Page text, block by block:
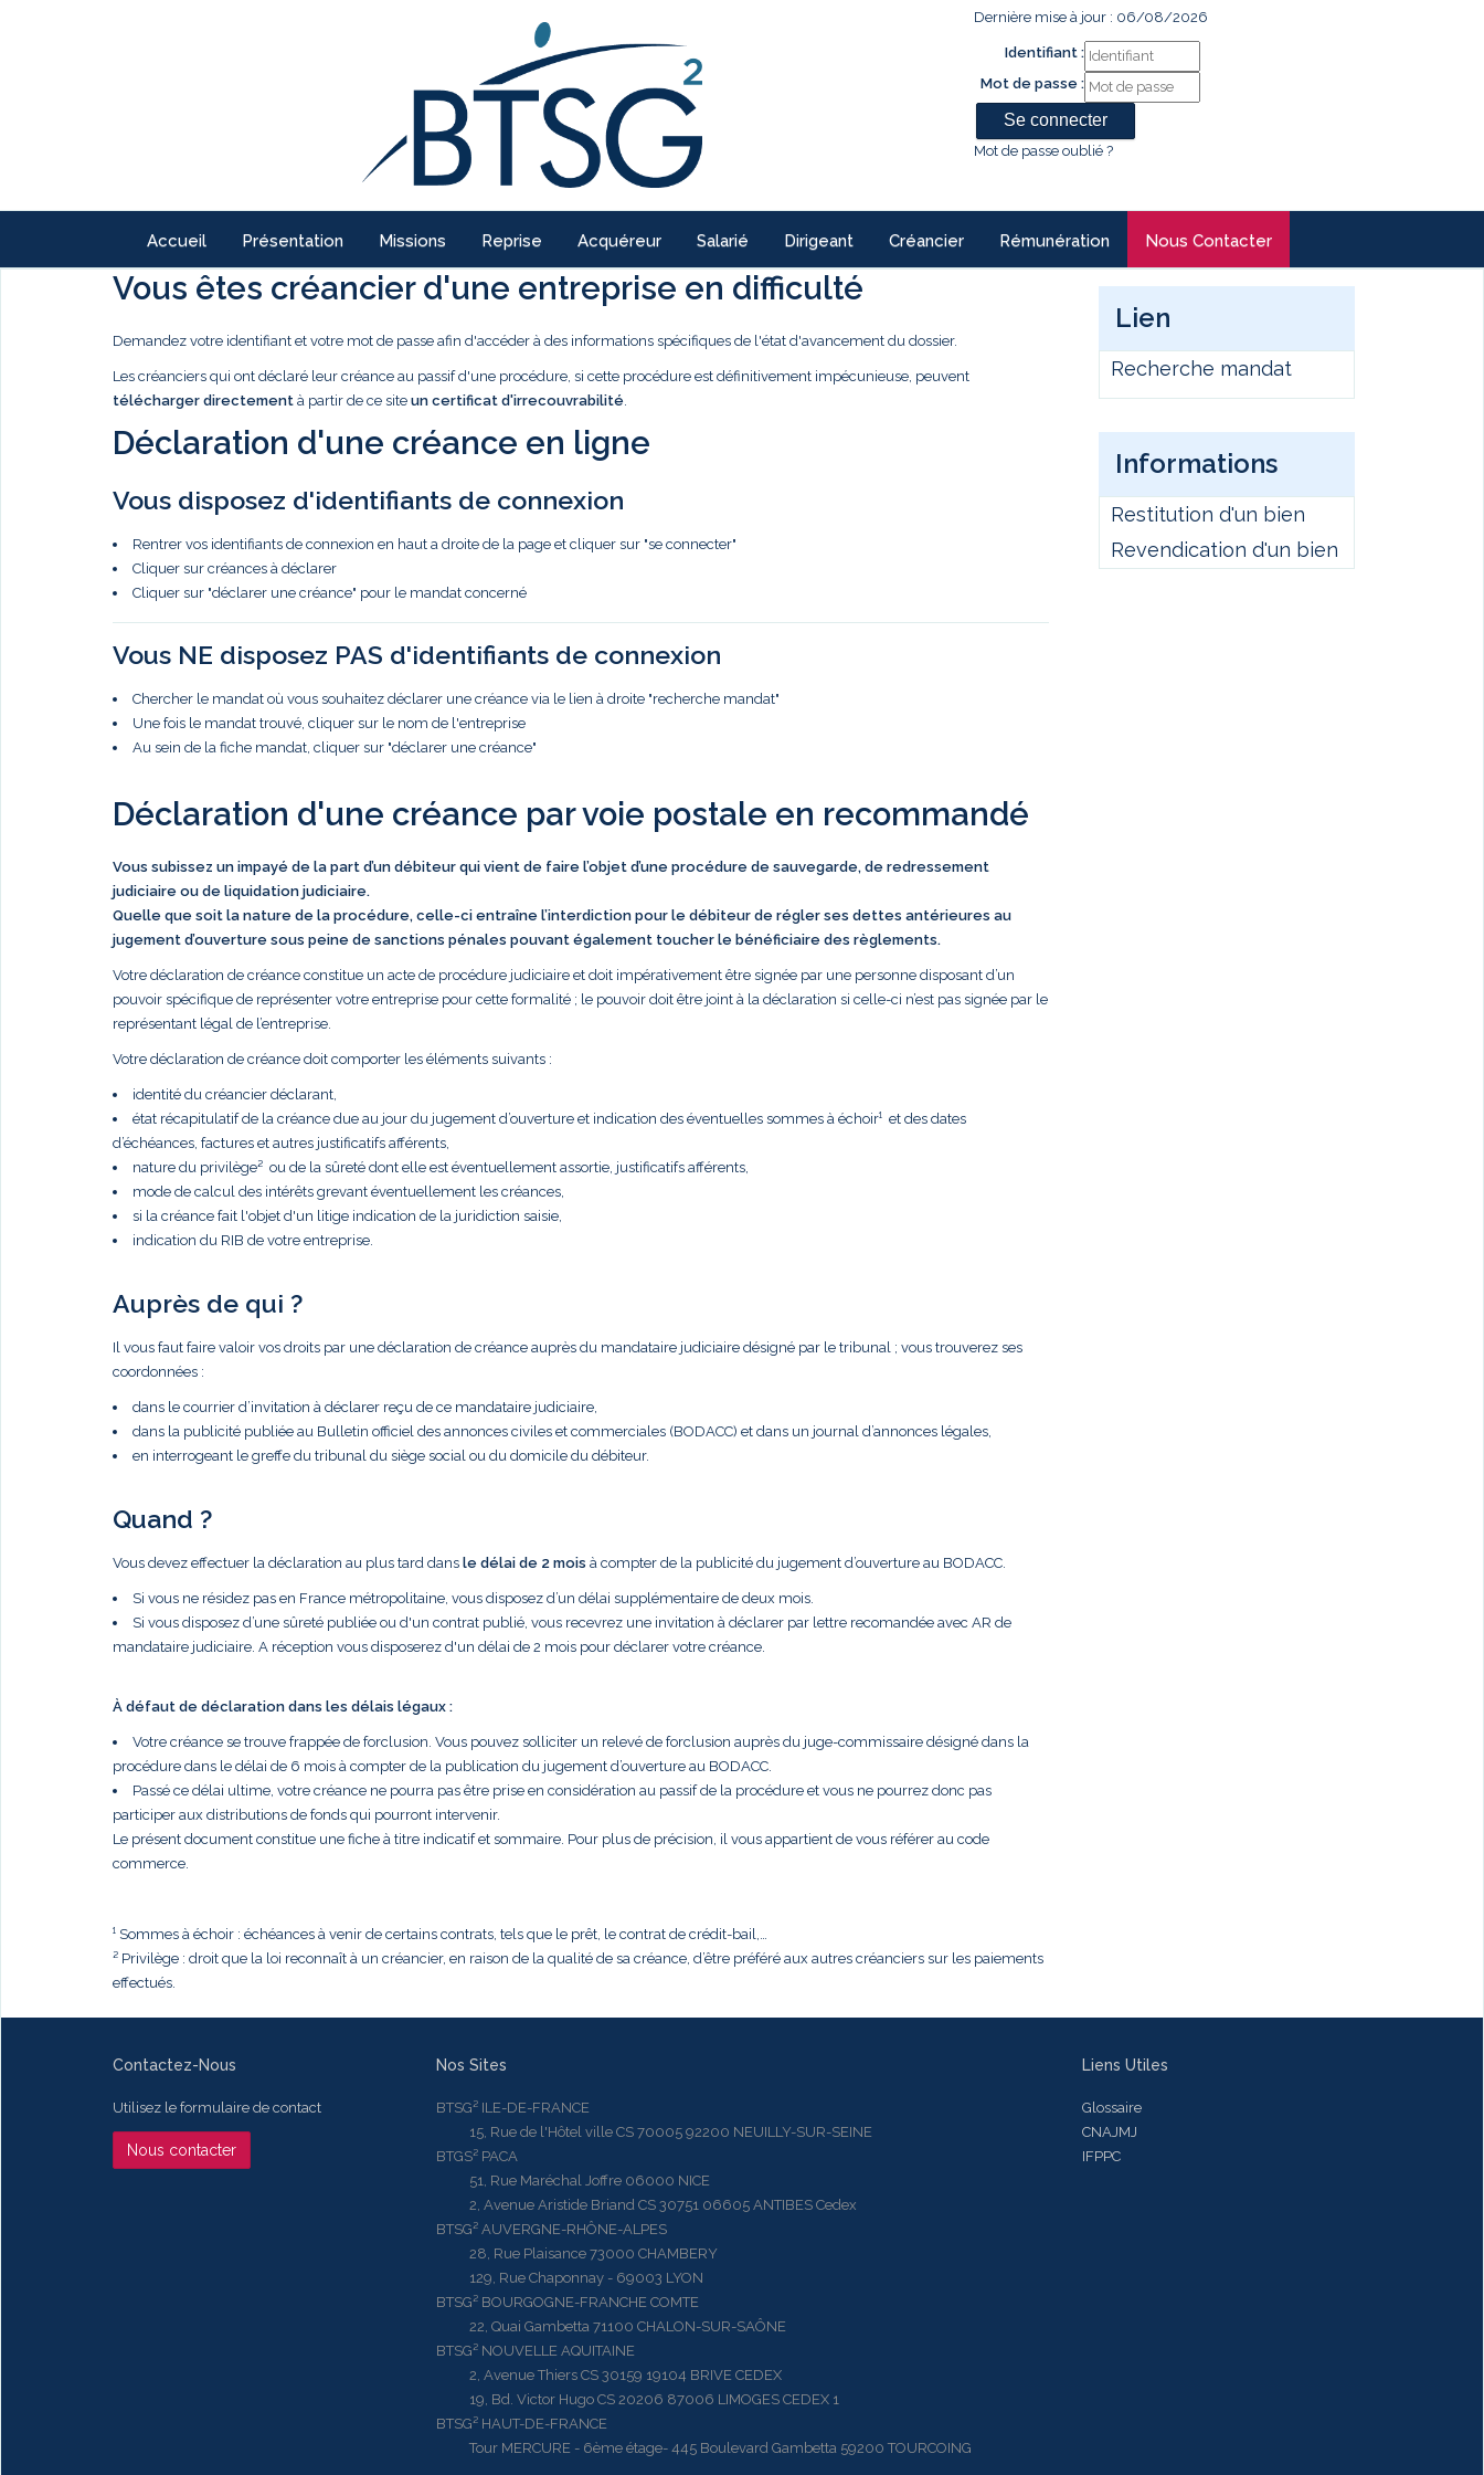
Dernière mise à jour : 06/08/2026
Identifiant :
Mot de passe :
Mot de passe oublié ?
Accueil Présentation Missions Reprise Acquéreur Salarié Dirigeant Créancier Rémunération Nous Contacter
Vous êtes créancier d'une entreprise en difficulté
Demandez votre identifiant et votre mot de passe afin d'accéder à des informations spécifiques de l'état d'avancement du dossier.
Les créanciers qui ont déclaré leur créance au passif d'une procédure, si cette procédure est définitivement impécunieuse, peuvent
télécharger directement à partir de ce site un certificat d'irrecouvrabilité.
Déclaration d'une créance en ligne
Vous disposez d'identifiants de connexion
Rentrer vos identifiants de connexion en haut a droite de la page et cliquer sur "se connecter"
Cliquer sur créances à déclarer
Cliquer sur "déclarer une créance" pour le mandat concerné
Vous NE disposez PAS d'identifiants de connexion
Chercher le mandat où vous souhaitez déclarer une créance via le lien à droite "recherche mandat"
Une fois le mandat trouvé, cliquer sur le nom de l'entreprise
Au sein de la fiche mandat, cliquer sur "déclarer une créance"
Déclaration d'une créance par voie postale en recommandé
Vous subissez un impayé de la part d’un débiteur qui vient de faire l’objet d’une procédure de sauvegarde, de redressement
judiciaire ou de liquidation judiciaire.
Quelle que soit la nature de la procédure, celle-ci entraîne l’interdiction pour le débiteur de régler ses dettes antérieures au
jugement d’ouverture sous peine de sanctions pénales pouvant également toucher le bénéficiaire des règlements.
Votre déclaration de créance constitue un acte de procédure judiciaire et doit impérativement être signée par une personne disposant d’un
pouvoir spécifique de représenter votre entreprise pour cette formalité ; le pouvoir doit être joint à la déclaration si celle-ci n’est pas signée par le
représentant légal de l’entreprise.
Votre déclaration de créance doit comporter les éléments suivants :
identité du créancier déclarant,
état récapitulatif de la créance due au jour du jugement d’ouverture et indication des éventuelles sommes à échoir¹ et des dates
d’échéances, factures et autres justificatifs afférents,
nature du privilège² ou de la sûreté dont elle est éventuellement assortie, justificatifs afférents,
mode de calcul des intérêts grevant éventuellement les créances,
si la créance fait l'objet d'un litige indication de la juridiction saisie,
indication du RIB de votre entreprise.
Auprès de qui ?
Il vous faut faire valoir vos droits par une déclaration de créance auprès du mandataire judiciaire désigné par le tribunal ; vous trouverez ses
coordonnées :
dans le courrier d’invitation à déclarer reçu de ce mandataire judiciaire,
dans la publicité publiée au Bulletin officiel des annonces civiles et commerciales (BODACC) et dans un journal d’annonces légales,
en interrogeant le greffe du tribunal du siège social ou du domicile du débiteur.
Quand ?
Vous devez effectuer la déclaration au plus tard dans le délai de 2 mois à compter de la publicité du jugement d’ouverture au BODACC.
Si vous ne résidez pas en France métropolitaine, vous disposez d’un délai supplémentaire de deux mois.
Si vous disposez d’une sûreté publiée ou d'un contrat publié, vous recevrez une invitation à déclarer par lettre recomandée avec AR de
mandataire judiciaire. A réception vous disposerez d'un délai de 2 mois pour déclarer votre créance.
À défaut de déclaration dans les délais légaux :
Votre créance se trouve frappée de forclusion. Vous pouvez solliciter un relevé de forclusion auprès du juge-commissaire désigné dans la
procédure dans le délai de 6 mois à compter de la publication du jugement d’ouverture au BODACC.
Passé ce délai ultime, votre créance ne pourra pas être prise en considération au passif de la procédure et vous ne pourrez donc pas
participer aux distributions de fonds qui pourront intervenir.
Le présent document constitue une fiche à titre indicatif et sommaire. Pour plus de précision, il vous appartient de vous référer au code
commerce.
¹ Sommes à échoir : échéances à venir de certains contrats, tels que le prêt, le contrat de crédit-bail,…
² Privilège : droit que la loi reconnaît à un créancier, en raison de la qualité de sa créance, d’être préféré aux autres créanciers sur les paiements
effectués.
Lien
Recherche mandat
Informations
Restitution d'un bien
Revendication d'un bien
Contactez-Nous
Utilisez le formulaire de contact
Nous contacter
Nos Sites
BTSG² ILE-DE-FRANCE
15, Rue de l'Hôtel ville CS 70005 92200 NEUILLY-SUR-SEINE
BTGS² PACA
51, Rue Maréchal Joffre 06000 NICE
2, Avenue Aristide Briand CS 30751 06605 ANTIBES Cedex
BTSG² AUVERGNE-RHÔNE-ALPES
28, Rue Plaisance 73000 CHAMBERY
129, Rue Chaponnay - 69003 LYON
BTSG² BOURGOGNE-FRANCHE COMTE
22, Quai Gambetta 71100 CHALON-SUR-SAÔNE
BTSG² NOUVELLE AQUITAINE
2, Avenue Thiers CS 30159 19104 BRIVE CEDEX
19, Bd. Victor Hugo CS 20206 87006 LIMOGES CEDEX 1
BTSG² HAUT-DE-FRANCE
Tour MERCURE - 6ème étage- 445 Boulevard Gambetta 59200 TOURCOING
Liens Utiles
Glossaire
CNAJMJ
IFPPC